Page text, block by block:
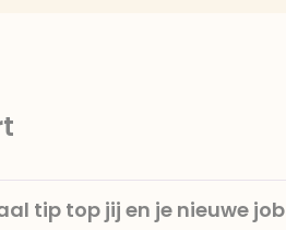
tip top jij en je nieuwe job